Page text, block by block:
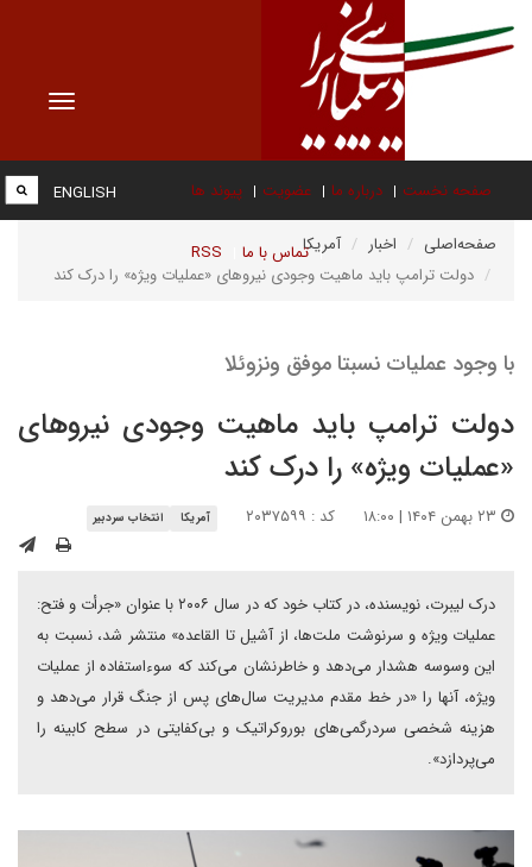
Toggle
صفحه نخست درباره ما عضویت پیوند ها
تماس با ما RSS
ENGLISH
صفحه‌اصلی اخبار
آمریکا
دولت ترامپ باید ماهیت وجودی نیروهای «عملیات ویژه» را درک کند
با وجود عملیات نسبتا موفق ونزوئلا
دولت ترامپ باید ماهیت وجودی نیروهای
«عملیات ویژه» را درک کند
کد : ۲۰۳۷۵۹۹ آمریکا انتخاب سردبیر
درک لیبرت، نویسنده، در کتاب خود که در سال ۲۰۰۶ با عنوان «جرأت و فتح:
عملیات ویژه و سرنوشت ملت‌ها، از آشیل تا القاعده» منتشر شد، نسبت به
این وسوسه هشدار می‌دهد و خاطرنشان می‌کند که سوءاستفاده از عملیات
ویژه، آنها را «در خط مقدم مدیریت سال‌های پس از جنگ قرار می‌دهد و
هزینه شخصی سردرگمی‌های بوروکراتیک و بی‌کفایتی در سطح کابینه را
می‌پردازد».